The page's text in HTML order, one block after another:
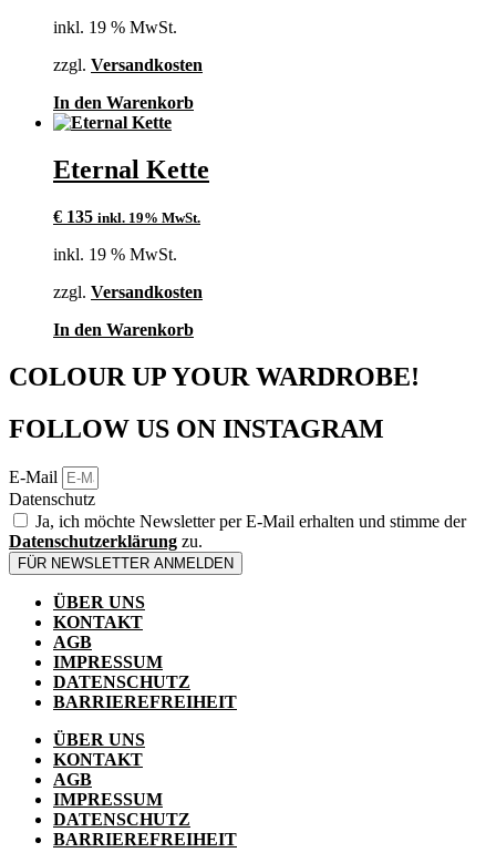
inkl. 19 % MwSt.
zzgl. Versandkosten
In den Warenkorb
Eternal Kette
€ 135 inkl. 19% MwSt.
inkl. 19 % MwSt.
zzgl. Versandkosten
In den Warenkorb
COLOUR UP YOUR WARDROBE!
FOLLOW US ON INSTAGRAM
E-Mail
Datenschutz
Ja, ich möchte Newsletter per E-Mail erhalten und stimme der
Datenschutzerklärung zu.
FÜR NEWSLETTER ANMELDEN
ÜBER UNS
KONTAKT
AGB
IMPRESSUM
DATENSCHUTZ
BARRIEREFREIHEIT
ÜBER UNS
KONTAKT
AGB
IMPRESSUM
DATENSCHUTZ
BARRIEREFREIHEIT